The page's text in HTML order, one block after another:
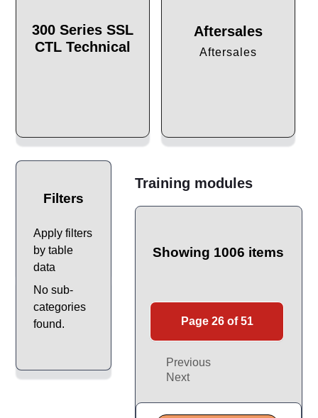
300 Series SSL
CTL Technical
Aftersales
Aftersales
Filters
Apply filters
by table
data
No sub-
categories
found.
Training modules
Showing 1006 items
Page 26 of 51
Previous
Next